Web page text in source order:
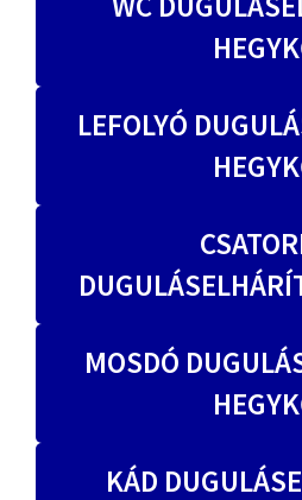
LEFOLYÓ
MOSDÓ
KÁD